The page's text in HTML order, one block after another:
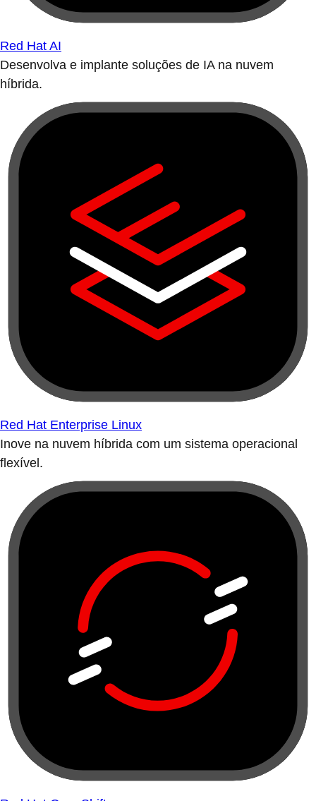
Red Hat AI
Desenvolva e implante soluções de IA na nuvem
híbrida.
Red Hat Enterprise Linux
Inove na nuvem híbrida com um sistema operacional
flexível.